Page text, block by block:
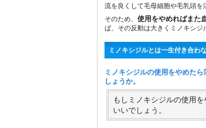
流を良くして毛母細胞や毛乳頭を
そのため、 使用をやめればまた
ば、その反動は大きくミノキシジ
ミノキシジルとは一生付き合わ
ミノキシジルの使用をやめた
しょうか。
もしミノキシジルの使用
いいでしょう。